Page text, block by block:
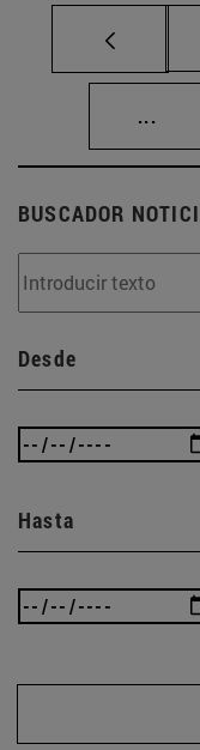
...
BUSCADOR
Desde
Hasta